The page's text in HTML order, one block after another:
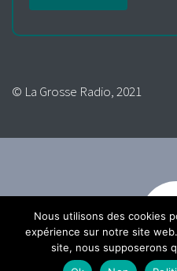
© La Grosse Radio, 2021
Nous utilisons des cookies
expérience sur notre site
site, nous supposerons